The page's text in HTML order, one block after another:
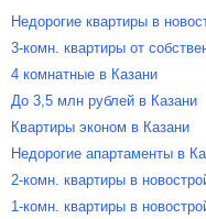
Недорогие квартиры в
3-комн. квартиры от
4 комнатные в Казани
До 3,5 млн рублей в Казани
Квартиры эконом в Казани
Недорогие апартаменты в
2-комн. квартиры в
1-комн. квартиры в